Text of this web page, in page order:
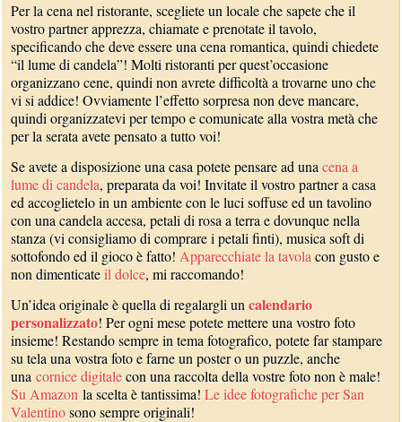
Per la cena nel ristorante, scegliete un locale che sapete che il
vostro partner apprezza, chiamate e prenotate il tavolo,
specificando che deve essere una cena romantica, quindi chiedete
“il lume di candela”! Molti ristoranti per quest’occasione
organizzano cene, quindi non avrete difficoltà a trovarne uno che
vi si addice! Ovviamente l’effetto sorpresa non deve mancare,
quindi organizzatevi per tempo e comunicate alla vostra metà che
per la serata avete pensato a tutto voi!
Se avete a disposizione una casa potete pensare ad unacena a
lume di candela, preparata da voi! Invitate il vostro partner a casa
ed accoglietelo in un ambiente con le luci soffuse ed un tavolino
con una candela accesa, petali di rosa a terra e dovunque nella
stanza (vi consigliamo di comprare i petali finti), musica soft di
sottofondo ed il gioco è fatto! Apparecchiate la tavolacon gusto e
non dimenticateil dolce, mi raccomando!
Un’idea originale è quella di regalargli uncalendario
personalizzato! Per ogni mese potete mettere una vostro foto
insieme! Restando sempre in tema fotografico, potete far stampare
su tela una vostra foto e farne un poster o un puzzle, anche
unacornice digitalecon una raccolta della vostre foto non è male!
Su Amazon la scelta è tantissima!Le idee fotografiche per San
Valentinosono sempre originali!